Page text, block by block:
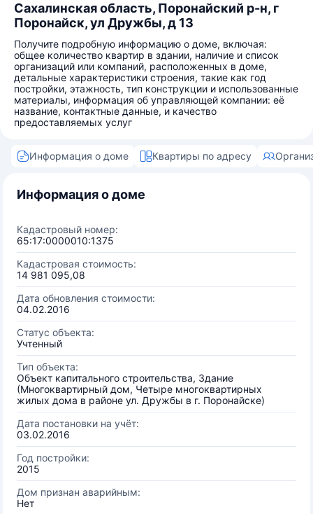
Сахалинская область, Поронайский р-н, г
Поронайск, ул Дружбы, д 13
Получите подробную информацию о доме, включая:
общее количество квартир в здании, наличие и список
организаций или компаний, расположенных в доме,
детальные характеристики строения, такие как год
постройки, этажность, тип конструкции и использованные
материалы, информация об управляющей компании: её
название, контактные данные, и качество
предоставляемых услуг
Информация о доме Квартиры по адресу
Информация о доме
Кадастровый номер:
65:17:0000010:1375
Кадастровая стоимость:
14 981 095,08
Дата обновления стоимости:
04.02.2016
Статус объекта:
Учтенный
Тип объекта:
Объект капитального строительства, Здание
(Многоквартирный дом, Четыре многоквартирных
жилых дома в районе ул. Дружбы в г. Поронайске)
Дата постановки на учёт:
03.02.2016
Год постройки:
2015
Дом признан аварийным:
Нет